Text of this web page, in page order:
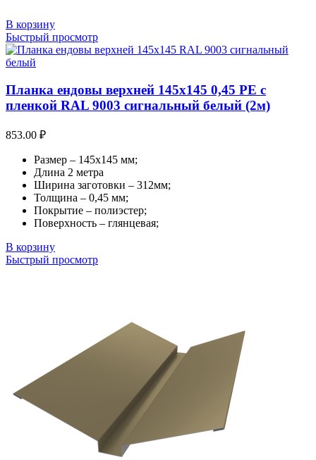
В корзину
Быстрый просмотр
Планка ендовы верхней 145х145 0,45 PE с
пленкой RAL 9003 сигнальный белый (2м)
853.00 ₽
Размер – 145х145 мм;
Длина 2 метра
Ширина заготовки – 312мм;
Толщина – 0,45 мм;
Покрытие – полиэстер;
Поверхность – глянцевая;
В корзину
Быстрый просмотр